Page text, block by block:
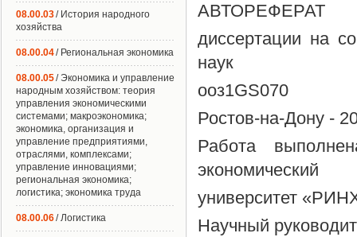
АВТОРЕФЕРАТ
диссертации на
наук
ооз1GS070
Ростов-на-Дону -
Работа
экономический
университет
Научный
08.00.03/ История народного
хозяйства
08.00.04/ Региональная экономика
08.00.05/ Экономика и управление
народным хозяйством: теория
управления экономическими
системами; макроэкономика;
экономика, организация и
управление предприятиями,
отраслями, комплексами;
управление инновациями;
региональная экономика;
логистика; экономика труда
08.00.06/ Логистика